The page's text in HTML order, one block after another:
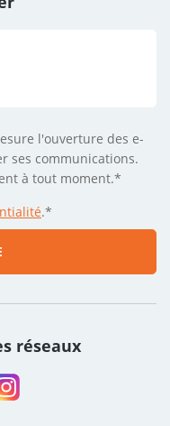
l'ouverture des e-
ses communications.
à tout moment.*
.*
réseaux